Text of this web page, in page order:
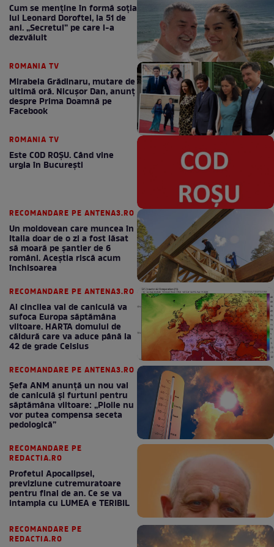
Cum se menţine în formă soţia
lui Leonard Doroftei, la 51 de
ani. „Secretul” pe care l-a
dezvăluit
ROMANIA TV
Mirabela Grădinaru, mutare de
ultimă oră. Nicuşor Dan, anunţ
despre Prima Doamnă pe
Facebook
ROMANIA TV
Este COD ROŞU. Când vine
urgia în Bucureşti
RECOMANDARE PE ANTENA3.RO
Un moldovean care muncea în
Italia doar de o zi a fost lăsat
să moară pe şantier de 6
români. Aceștia riscă acum
închisoarea
RECOMANDARE PE ANTENA3.RO
Al cincilea val de caniculă va
sufoca Europa săptămâna
viitoare. HARTA domului de
căldură care va aduce până la
42 de grade Celsius
RECOMANDARE PE ANTENA3.RO
Șefa ANM anunță un nou val
de caniculă și furtuni pentru
săptămâna viitoare: „Ploile nu
vor putea compensa seceta
pedologică”
RECOMANDARE PE
REDACTIA.RO
Profetul Apocalipsei,
previziune cutremuratoare
pentru final de an. Ce se va
intampla cu LUMEA e TERIBIL
RECOMANDARE PE
REDACTIA.RO